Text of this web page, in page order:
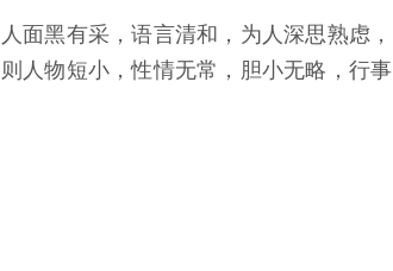
面黑有采，语言清和，为人深思熟虑，
人物短小，性情无常，胆小无略，行事